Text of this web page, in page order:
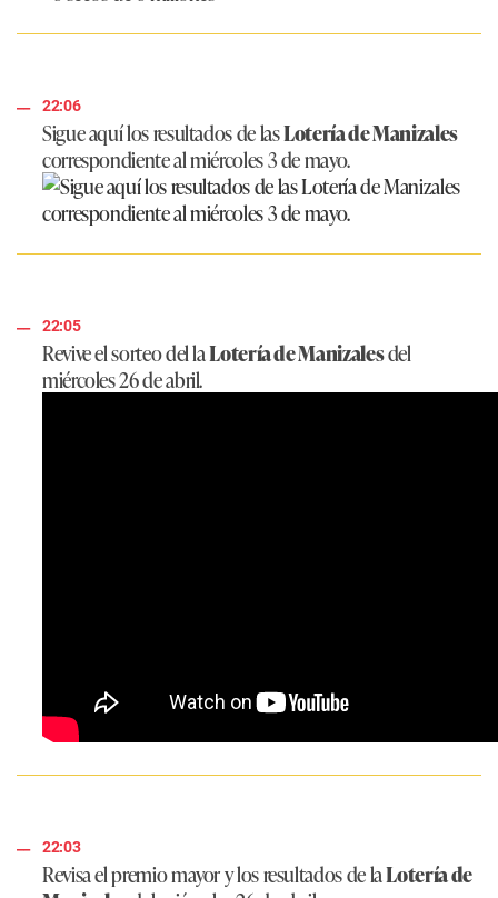
22:06
Sigue aquí los resultados de lasLotería de Manizales
correspondiente al miércoles 3 de mayo.
22:05
Revive el sorteo del laLotería de Manizalesdel
miércoles 26 de abril.
22:03
Revisa el premio mayor y los resultados de laLotería de